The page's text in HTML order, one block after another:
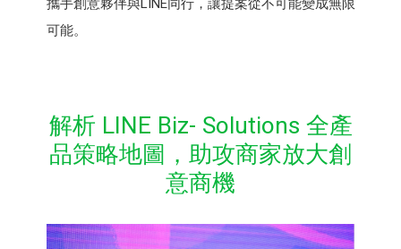
攜手創意夥伴與LINE同行，讓提案從不可能變成無限
可能。
解析 LINE Biz- Solutions 全產
品策略地圖，助攻商家放大創
意商機